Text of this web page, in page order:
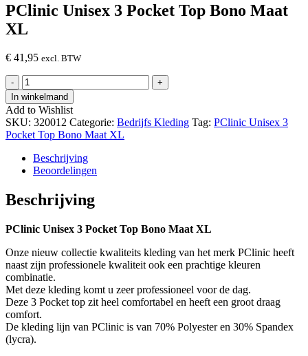
PClinic Unisex 3 Pocket Top Bono Maat
XL
€ 41,95 excl. BTW
-
PClinic
Unisex
3
Pocket
Top
Bono
Maat
XL
hoeveelheid
+
In winkelmand
Add to Wishlist
SKU: 320012 Categorie: Bedrijfs Kleding Tag: PClinic Unisex 3
Pocket Top Bono Maat XL
Beschrijving
Beoordelingen
Beschrijving
PClinic Unisex 3 Pocket Top Bono Maat XL
Onze nieuw collectie kwaliteits kleding van het merk PClinic heeft
naast zijn professionele kwaliteit ook een prachtige kleuren
combinatie.
Met deze kleding komt u zeer professioneel voor de dag.
Deze 3 Pocket top zit heel comfortabel en heeft een groot draag
comfort.
De kleding lijn van PClinic is van 70% Polyester en 30% Spandex
(lycra).